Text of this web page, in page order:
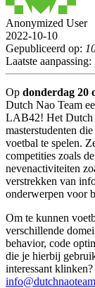
Anonymized User
2022-10-10
Gepubliceerd op:
Laatste aanpassing:
Op donderdag 20
Dutch Nao Team
LAB42! Het Dutch
masterstudenten
voetbal te spelen.
competities zoals de
nevenactiviteiten
verstrekken van
onderwerpen voor
Om te kunnen
verschillende
behavior, code
die je hierbij
interessant klinken?